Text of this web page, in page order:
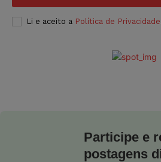
Li e aceito a Política de Privacidade
Participe e
postagens